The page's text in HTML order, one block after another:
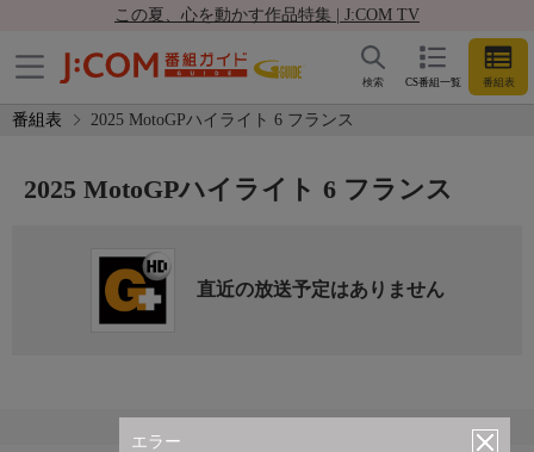
この夏、心を動かす作品特集 | J:COM TV
CS番組一覧 番組表
検索
番組表 2025 MotoGPハイライト 6 フランス
エラー
2025 MotoGPハイライト 6 フランス
直近の放送予定はありません